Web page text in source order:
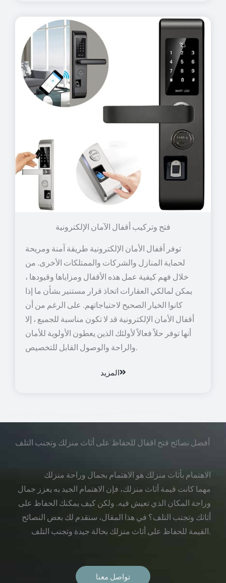
توفر أقفال الأمان الإلكترونية طريقة آمنة ومريحة
لحماية المنازل والشركات والممتلكات الأخرى. من
خلال فهم كيفية عمل هذه الأقفال ومزاياها وقيودها ،
يمكن لمالكي العقارات اتخاذ قرار مستنير بشأن ما إذا
كانوا الخيار الصحيح لاحتياجاتهم. على الرغم من أن
أقفال الأمان الإلكترونية قد لا تكون مناسبة للجميع ، إلا
أنها توفر حلاً فعالاً لأولئك الذين يعطون الأولوية للأمان
والراحة والوصول القابل للتخصيص.
المزيد
أفضل نصائح فتح اقفال للحفاظ على أثاث منزلك وتجنب التلف
الاهتمام بأثاث منزلك هو الاهتمام بجمال وراحة منزلك
مهما كانت قيمة أثاث منزلك، فإن الاهتمام الجيد به يعزز جمال
وراحة المكان الذي تعيش فيه. ولكن كيف يمكنك الحفاظ على
أثاثك وتجنب التلف؟ في هذا المقال، سنقدم لك بعض النصائح
القيمة للحفاظ على أثاث منزلك بحالة جيدة وتجنب التلف.
تواصل معنا